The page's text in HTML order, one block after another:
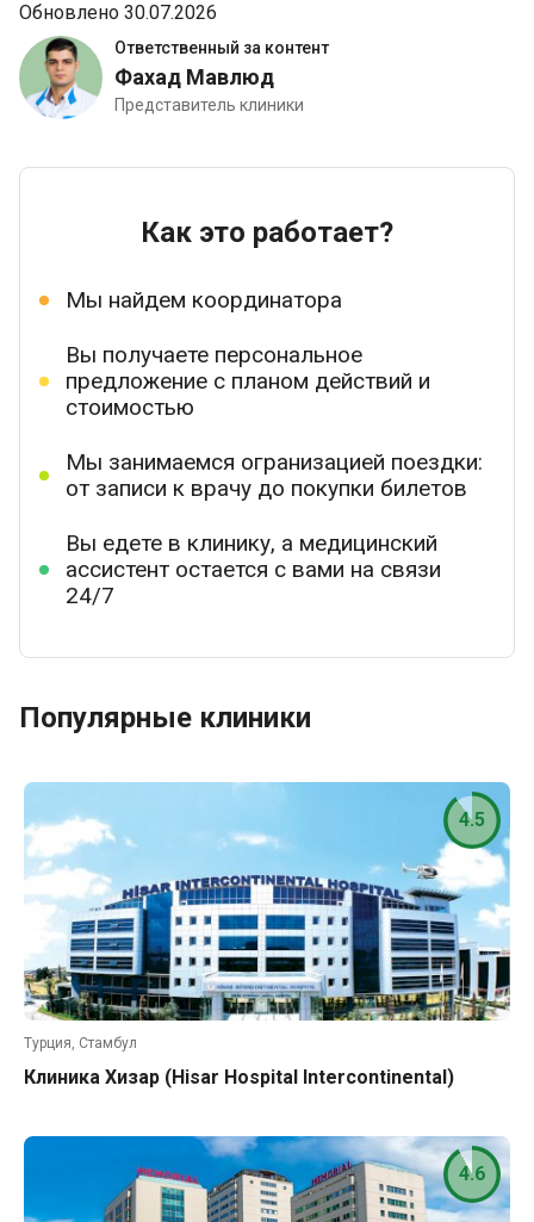
Ответственный за контент
Фахад Мавлюд
Представитель клиники
Обновлено 30.07.2026
Как это работает?
Мы найдем координатора
Вы получаете персональное
предложение с планом действий и
стоимостью
Мы занимаемся огранизацией поездки:
от записи к врачу до покупки билетов
Вы едете в клинику, а медицинский
ассистент остается с вами на связи
24/7
Популярные клиники
Турция, Стамбул
Клиника Хизар (Hisar Hospital Intercontinental)
4.5
4.6